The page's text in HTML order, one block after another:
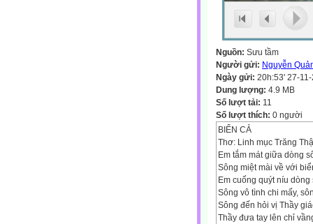
Nguồn: Sưu tầm
Người gửi: Nguyễn
Ngày gửi: 20h:53' 27-11-
Dung lượng: 4.9 MB
Số lượt tải: 11
Số lượt thích: 0 người
BIỂN CẢ
Thơ: Linh mục Trăng
Em tắm mát giữa dòng
Sông miệt mài về với
Em cuống quýt níu dòng
Sông vô tình chi mấy,
Sông đến hỏi vị Thầy
Thầy đưa tay lên chỉ